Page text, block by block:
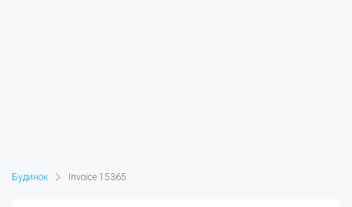
Будинок Invoice 15365